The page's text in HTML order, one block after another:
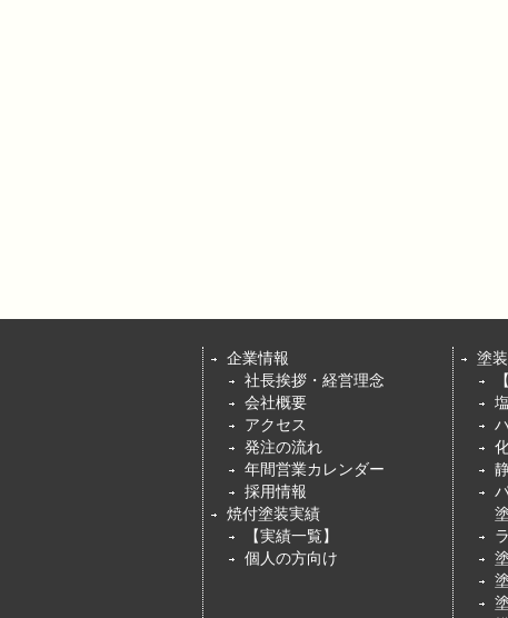
企業情報
社長挨拶・経営理念
会社概要
アクセス
発注の流れ
年間営業カレンダー
採用情報
焼付塗装実績
【実績一覧】
個人の方向け
塗